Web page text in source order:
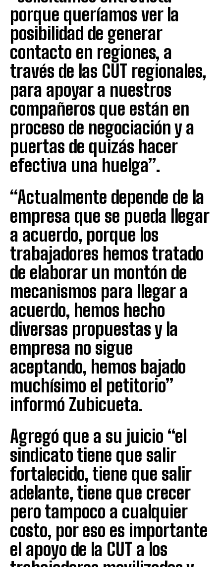
porque queríamos ver la
posibilidad de generar
contacto en regiones, a
través de las CUT regionales,
para apoyar a nuestros
compañeros que están en
proceso de negociación y a
puertas de quizás hacer
efectiva una huelga”.
“Actualmente depende de la
empresa que se pueda llegar
a acuerdo, porque los
trabajadores hemos tratado
de elaborar un montón de
mecanismos para llegar a
acuerdo, hemos hecho
diversas propuestas y la
empresa no sigue
aceptando, hemos bajado
muchísimo el petitorio”
informó Zubicueta.
Agregó que a su juicio “el
sindicato tiene que salir
fortalecido, tiene que salir
adelante, tiene que crecer
pero tampoco a cualquier
costo, por eso es importante
el apoyo de la CUT a los